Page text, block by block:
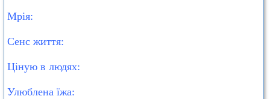
Мрія:
Сенс життя:
Ціную в людях:
Улюблена їжа: